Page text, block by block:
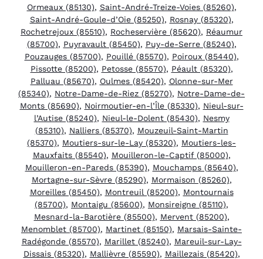
Ormeaux (85130), Saint-André-Treize-Voies (85260),
Saint-André-Goule-d’Oie (85250), Rosnay (85320),
Rochetrejoux (85510), Rocheservière (85620), Réaumur
(85700), Puyravault (85450), Puy-de-Serre (85240),
Pouzauges (85700), Pouillé (85570), Poiroux (85440),
Pissotte (85200), Petosse (85570), Péault (85320),
Palluau (85670), Oulmes (85420), Olonne-sur-Mer
(85340), Notre-Dame-de-Riez (85270), Notre-Dame-de-
Monts (85690), Noirmoutier-en-l’Île (85330), Nieul-sur-
l’Autise (85240), Nieul-le-Dolent (85430), Nesmy
(85310), Nalliers (85370), Mouzeuil-Saint-Martin
(85370), Moutiers-sur-le-Lay (85320), Moutiers-les-
Mauxfaits (85540), Mouilleron-le-Captif (85000),
Mouilleron-en-Pareds (85390), Mouchamps (85640),
Mortagne-sur-Sèvre (85290), Mormaison (85260),
Moreilles (85450), Montreuil (85200), Montournais
(85700), Montaigu (85600), Monsireigne (85110),
Mesnard-la-Barotière (85500), Mervent (85200),
Menomblet (85700), Martinet (85150), Marsais-Sainte-
Radégonde (85570), Marillet (85240), Mareuil-sur-Lay-
Dissais (85320), Mallièvre (85590), Maillezais (85420),